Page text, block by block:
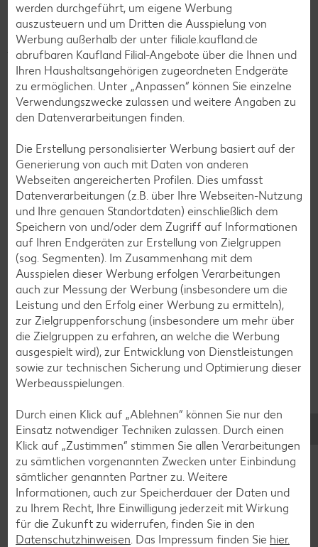
Ob asiatisches Curry oder „Shakshuka” aus dem Nahen
Osten – wer exotisch kochen möchte, muss seine Zutaten
jedoch nicht im Fachhandel kaufen. Der Supermarkt bietet
mittlerweile eine große Auswahl. Wie vielfältig diese ist,
zeigt unsere Kaufland Einkaufsacademy.
Mehr erfahren
Kaufland Einkaufsacademy: Bio- und
regionale Produkte
Einkauf beitragen und was Kaufland diesbezüglich tut, das
zeigt im Video Ernährungswissenschaftlerin Dr. Alexa Iwan
im Gespräch mit Robert Pudelko, Leitung CSR Einkauf bei
Kaufland.
Mehr erfahren
werden durchgeführt, um eigene Werbung
auszusteuern und um Dritten die Ausspielung von
Werbung außerhalb der unter filiale.kaufland.de
abrufbaren Kaufland Filial-Angebote über die Ihnen und
Ihren Haushaltsangehörigen zugeordneten Endgeräte
zu ermöglichen. Unter „Anpassen“ können Sie einzelne
Verwendungszwecke zulassen und weitere Angaben zu
den Datenverarbeitungen finden.
Die Erstellung personalisierter Werbung basiert auf der
Generierung von auch mit Daten von anderen
Webseiten angereicherten Profilen. Dies umfasst
Datenverarbeitungen (z.B. über Ihre Webseiten-Nutzung
und Ihre genauen Standortdaten) einschließlich dem
Speichern von und/oder dem Zugriff auf Informationen
auf Ihren Endgeräten zur Erstellung von Zielgruppen
(sog. Segmenten). Im Zusammenhang mit dem
Ausspielen dieser Werbung erfolgen Verarbeitungen
auch zur Messung der Werbung (insbesondere um die
Leistung und den Erfolg einer Werbung zu ermitteln),
zur Zielgruppenforschung (insbesondere um mehr über
die Zielgruppen zu erfahren, an welche die Werbung
ausgespielt wird), zur Entwicklung von Dienstleistungen
sowie zur technischen Sicherung und Optimierung dieser
Werbeausspielungen.
Durch einen Klick auf „Ablehnen“ können Sie nur den
Einsatz notwendiger Techniken zulassen. Durch einen
Klick auf „Zustimmen“ stimmen Sie allen Verarbeitungen
zu sämtlichen vorgenannten Zwecken unter Einbindung
sämtlicher genannten Partner zu. Weitere
Informationen, auch zur Speicherdauer der Daten und
zu Ihrem Recht, Ihre Einwilligung jederzeit mit Wirkung
für die Zukunft zu widerrufen, finden Sie in den
Datenschutzhinweisen . Das Impressum finden Sie hier.